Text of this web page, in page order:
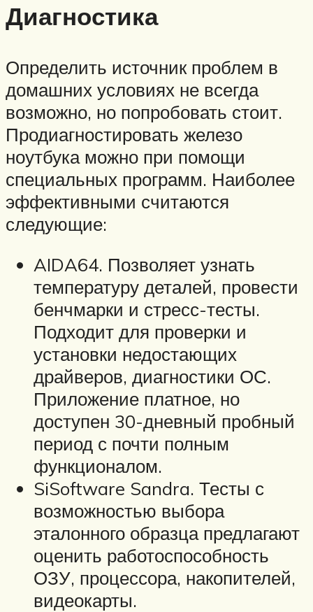
Диагностика
Определить источник проблем в
домашних условиях не всегда
возможно, но попробовать стоит.
Продиагностировать железо
ноутбука можно при помощи
специальных программ. Наиболее
эффективными считаются
следующие:
AIDA64. Позволяет узнать
температуру деталей, провести
бенчмарки и стресс-тесты.
Подходит для проверки и
установки недостающих
драйверов, диагностики ОС.
Приложение платное, но
доступен 30-дневный пробный
период с почти полным
функционалом.
SiSoftware Sandra. Тесты с
возможностью выбора
эталонного образца предлагают
оценить работоспособность
ОЗУ, процессора, накопителей,
видеокарты.